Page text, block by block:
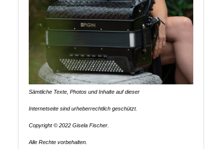
Sämtliche Texte, Photos und Inhalte auf dieser
Internetseite sind urheberrechtlich geschützt.
Copyright © 2022 Gisela Fischer.
Alle Rechte vorbehalten.